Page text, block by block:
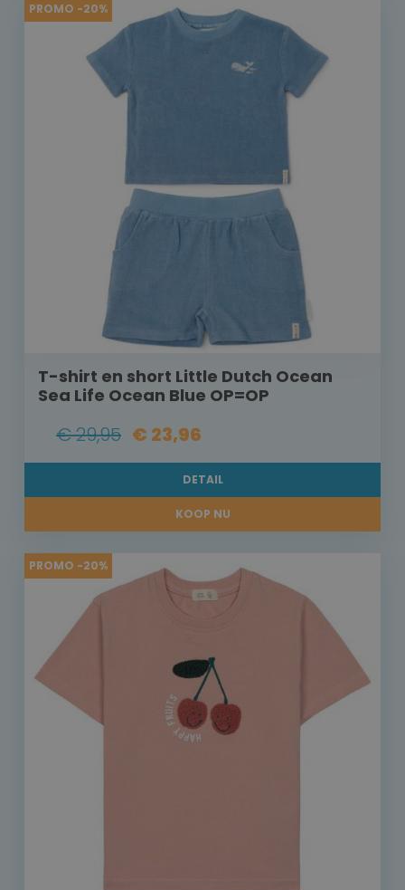
PROMO -20%
T-shirt en short Little Dutch Ocean
Sea Life Ocean Blue OP=OP
€ 29,95 € 23,96
DETAIL
KOOP NU
PROMO -20%